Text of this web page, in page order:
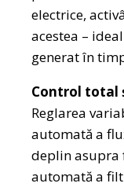
electrice,
acestea –
generat în
Control total
Reglarea
automată a
deplin asupra
automată a